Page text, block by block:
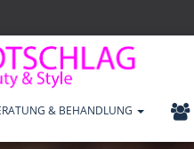
& BEHANDLUNG